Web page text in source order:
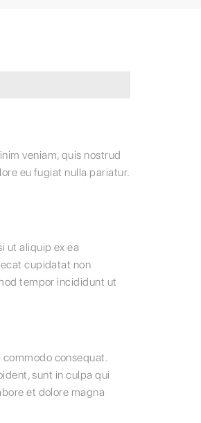
veniam, quis nostrud
eu fugiat nulla pariatur.
ut aliquip ex ea
cupidatat non
tempor incididunt ut
consequat.
sunt in culpa qui
et dolore magna